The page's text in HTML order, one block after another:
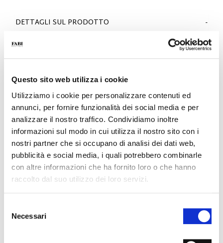
Questo sito web utilizza i cookie
Utilizziamo i cookie per personalizzare contenuti ed
annunci, per fornire funzionalità dei social media e per
analizzare il nostro traffico. Condividiamo inoltre
informazioni sul modo in cui utilizza il nostro sito con i
nostri partner che si occupano di analisi dei dati web,
pubblicità e social media, i quali potrebbero combinarle
con altre informazioni che ha fornito loro o che hanno
raccolto dal suo utilizzo dei loro servizi.
delNecessari
DETTAGLI SUL PRODOTTO
- Colore: Bianco
- Fondo: Eva XL
PERCHÉ È SPECIALE?
MATERIALI PREMIUM MADE IN ITALY LEGGEREZZA E